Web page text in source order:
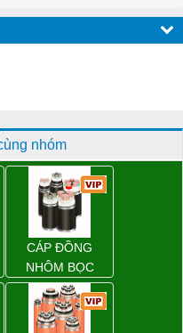
nhóm
CÁP ĐỒNG
NHÔM BỌC